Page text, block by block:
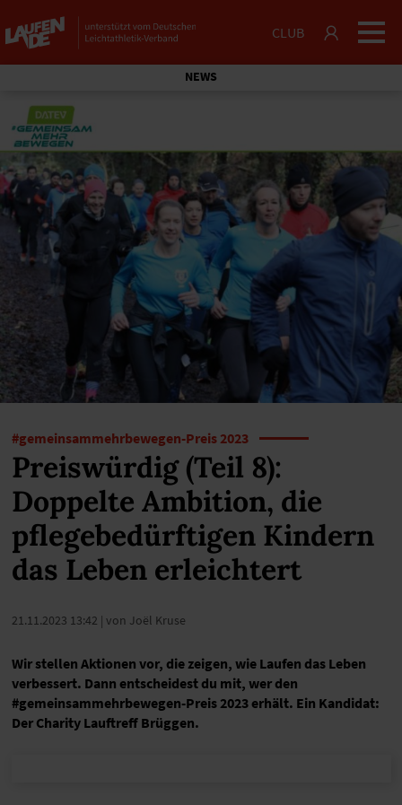
CLUB
NEWS
#gemeinsammehrbewegen-Preis 2023
Preiswürdig (Teil 8):
Doppelte Ambition, die
pflegebedürftigen Kindern
das Leben erleichtert
21.11.2023 13:42 | von Joël Kruse
Wir stellen Aktionen vor, die zeigen, wie Laufen das Leben
verbessert. Dann entscheidest du mit, wer den
#gemeinsammehrbewegen-Preis 2023 erhält. Ein Kandidat:
Der Charity Lauftreff Brüggen.